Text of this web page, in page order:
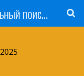
ФГКУ «Южный региональный поисково-спасательный отряд» МЧС России